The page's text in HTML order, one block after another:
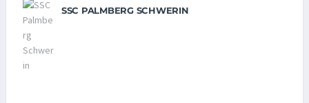
SSC PALMBERG SCHWERIN